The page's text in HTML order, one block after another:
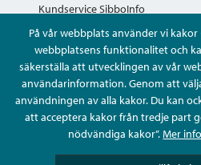
På vår webbplats använder vi
webbplatsens funktionalitet och
säkerställa att utvecklingen av vår
användarinformation. Genom att
användningen av alla kakor. Du kan
att acceptera kakor från tredje part
nödvändiga kakor”.Mer
Kundservice SibboInfo
Ge anonym respons
Ställ en fråga eller sköta ditt
Kontaktuppgifter